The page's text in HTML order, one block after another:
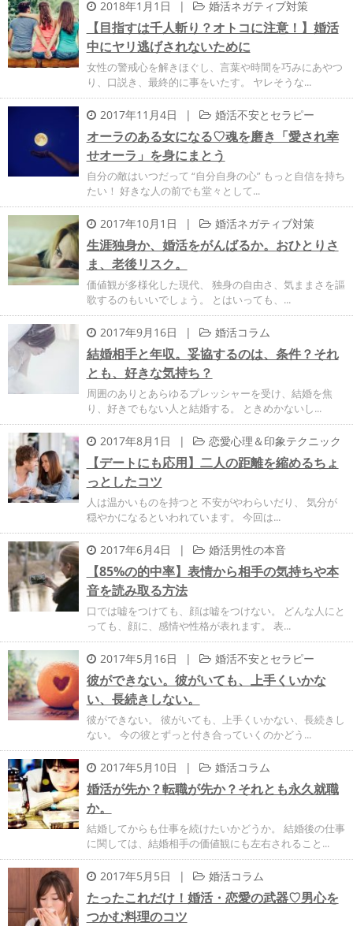
2018年1月1日 | 婚活ネガティブ対策
【目指すは千人斬り？オトコに注意！】婚活
中にヤリ逃げされないために
女性の警戒心を解きほぐし、言葉や時間を巧みにあやつ
り、口説き、最終的に事をいたす。 ヤレそうな...
2017年11月4日 | 婚活不安とセラピー
オーラのある女になる♡魂を磨き「愛され幸
せオーラ」を身にまとう
自分の敵はいつだって “自分自身の心” もっと自信を持ち
たい！ 好きな人の前でも堂々として...
2017年10月1日 | 婚活ネガティブ対策
生涯独身か、婚活をがんばるか。おひとりさ
ま、老後リスク。
価値観が多様化した現代、 独身の自由さ、気ままさを謳
歌するのもいいでしょう。 とはいっても、...
2017年9月16日 | 婚活コラム
結婚相手と年収。妥協するのは、条件？それ
とも、好きな気持ち？
周囲のありとあらゆるプレッシャーを受け、結婚を焦
り、好きでもない人と結婚する。 ときめかないし...
2017年8月1日 | 恋愛心理＆印象テクニック
【デートにも応用】二人の距離を縮めるちょ
っとしたコツ
人は温かいものを持つと 不安がやわらいだり、 気分が
穏やかになるといわれています。 今回は...
2017年6月4日 | 婚活男性の本音
【85%の的中率】表情から相手の気持ちや本
音を読み取る方法
口では嘘をつけても、顔は嘘をつけない。 どんな人にと
っても、顔に、感情や性格が表れます。 表...
2017年5月16日 | 婚活不安とセラピー
彼ができない。彼がいても、上手くいかな
い、長続きしない。
彼ができない。 彼がいても、上手くいかない、長続きし
ない。 今の彼とずっと付き合っていくのかどう...
2017年5月10日 | 婚活コラム
婚活が先か？転職が先か？それとも永久就職
か。
結婚してからも仕事を続けたいかどうか。 結婚後の仕事
に関しては、結婚相手の価値観にも左右されること...
2017年5月5日 | 婚活コラム
たったこれだけ！婚活・恋愛の武器♡男心を
つかむ料理のコツ